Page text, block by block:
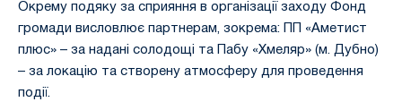
Окрему подяку за сприяння в організації заходу Фонд
громади висловлює партнерам, зокрема: ПП «Аметист
плюс» – за надані солодощі та Пабу «Хмеляр» (м. Дубно)
– за локацію та створену атмосферу для проведення
події.